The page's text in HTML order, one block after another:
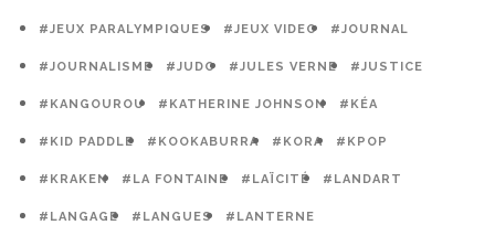
#JEUX PARALYMPIQUES #JEUX VIDEO #JOURNAL
#JOURNALISME #JUDO #JULES VERNE #JUSTICE
#KANGOUROU #KATHERINE JOHNSON #KÉA
#KID PADDLE #KOOKABURRA #KORA #KPOP
#KRAKEN #LA FONTAINE #LAÏCITÉ #LANDART
#LANGAGE #LANGUES #LANTERNE